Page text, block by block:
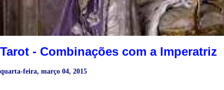
bondoso, terno e generoso. Bicicleta Anne Stokes Dama - Todas as
virtudes tradicionais encarn...
Tarot - Combinações com a Imperatriz
quarta-feira, março 04, 2015